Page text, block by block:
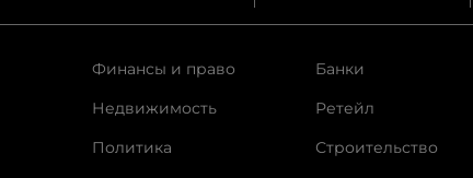
Финансы и право
Недвижимость
Политика
Банки
Ретейл
Строительство